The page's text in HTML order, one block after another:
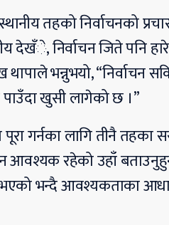
तहको निर्वाचनको
देखँे, निर्वाचन जिते पनि
थापाले भन्नुभयो, “निर्वाचन
पाउँदा खुसी लागेको छ ।”
गर्नका लागि तीनै तहका
आवश्यक रहेको उहाँ
भएको भन्दै आवश्यकताका